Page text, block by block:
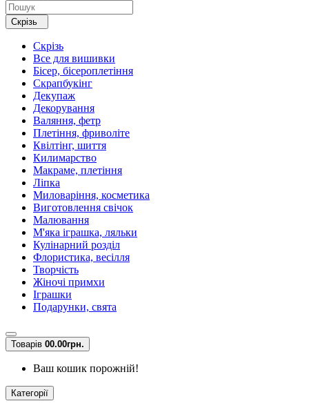
Скрізь
Скрізь
Все для вишивки
Бісер, бісероплетіння
Скрапбукінг
Декупаж
Декорування
Валяння, фетр
Плетіння, фриволіте
Квілтінг, шиття
Килимарство
Макраме, плетіння
Ліпка
Миловаріння, косметика
Виготовлення свічок
Малювання
М'яка іграшка, ляльки
Кулінарний розділ
Флористика, весілля
Творчість
Жіночі примхи
Іграшки
Подарунки, свята
Товарів 00.00грн.
Ваш кошик порожній!
Категорії